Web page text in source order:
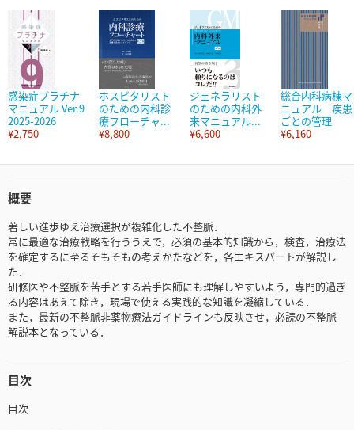
感染症プラチナ
マニュアル Ver.9
2025-2026
¥2,750
ホスピタリスト
のための内科診
療フローチャ...
¥8,800
ジェネラリスト
のための内科外
来マニュアル...
¥6,600
総合内科病棟マ
ニュアル 疾患
ごとの管理
¥6,160
概要
著しい進歩ゆえ治療選択が複雑化した不整脈．
常に最適な治療戦略を行ううえで，必須の基本的知識から，検査，治療法
を確定するに至るそもそもの考えかたなどを，各エキスパートが解説し
た．
研修医や不整脈を苦手とする若手医師にも理解しやすいよう，専門的過ぎ
る内容はあえて除き，現場で使える実践的な知識を凝縮している．
また，最新の不整脈非薬物療法ガイドラインも反映させ，必読の不整脈
解説本となっている．
目次
目次